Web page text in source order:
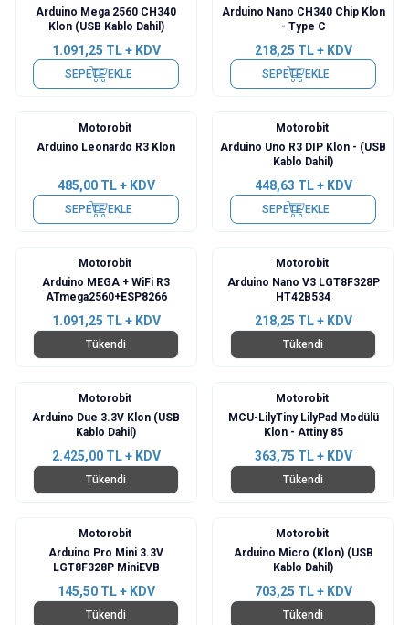
Arduino Mega 2560 CH340
Klon (USB Kablo Dahil)
1.091,25 TL + KDV
SEPETE EKLE
Arduino Nano CH340 Chip Klon
- Type C
218,25 TL + KDV
SEPETE EKLE
Motorobit
Arduino Leonardo R3 Klon
485,00TL + KDV
SEPETE EKLE
Motorobit
Arduino Uno R3 DIP Klon - (USB
Kablo Dahil)
448,63 TL + KDV
SEPETE EKLE
Motorobit
Arduino MEGA + WiFi R3
ATmega2560+ESP8266
1.091,25 TL + KDV
Tükendi
Motorobit
Arduino Nano V3 LGT8F328P
HT42B534
218,25 TL + KDV
Tükendi
Motorobit
Arduino Due 3.3V Klon (USB
Kablo Dahil)
2.425,00TL + KDV
Tükendi
Motorobit
MCU-LilyTiny LilyPad Modülü
Klon - Attiny 85
363,75 TL + KDV
Tükendi
Motorobit
Arduino Pro Mini 3.3V
LGT8F328P MiniEVB
145,50TL + KDV
Tükendi
Motorobit
Arduino Micro (Klon) (USB
Kablo Dahil)
703,25 TL + KDV
Tükendi